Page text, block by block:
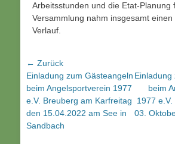
Arbeitsstunden und die Etat-Planung
Versammlung nahm insgesamt
Verlauf.
Beitragsnavigation
← Zurück
Vorhergehender
Beitrag:
Einladung zum Gästeangeln
beim Angelsportverein 1977
e.V. Breuberg am Karfreitag
den 15.04.2022 am See in
Sandbach
Nächster
Beitrag:
Einladung
beim
1977 e.V.
03.